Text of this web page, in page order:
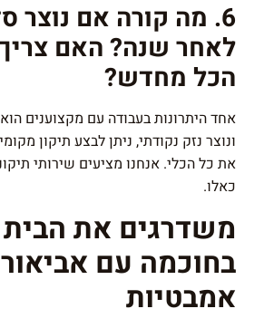
6. מה קורה אם נוצר
לאחר שנה? האם
הכל מחדש?
אחד היתרונות בעבודה עם מקצוענים
ונוצר נזק נקודתי, ניתן לבצע תיקון
את כל הכלי. אנחנו מציעים שירותי
כאלו.
משדרגים את הבית
בחוכמה עם אביאור
אמבטיות